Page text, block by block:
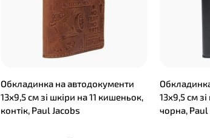
Обкладинка на автодокументи
13х9,5 см зі шкіри на 11 кишеньок,
контік, Paul Jacobs
13х9,5 см
чорна, Paul